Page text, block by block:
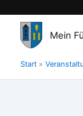
Mein
Start